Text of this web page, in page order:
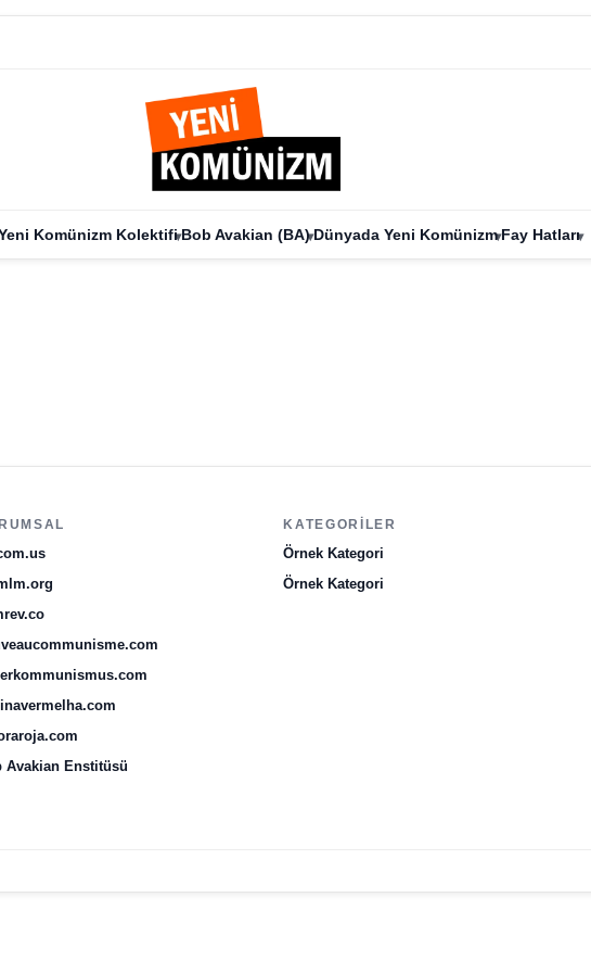
Komünizm KolektifiBob Avakian (BA)Dünyada Yeni KomünizmFay Hatları
Avakian Enstitüsü
KATEGORILER
Örnek Kategori
Örnek Kategori